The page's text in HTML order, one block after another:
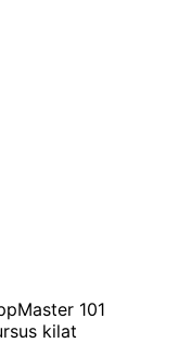
101
kilat